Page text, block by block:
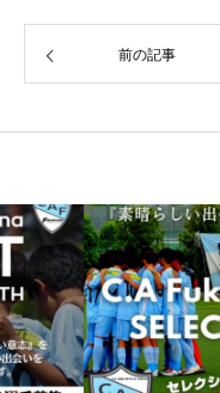
前の記事